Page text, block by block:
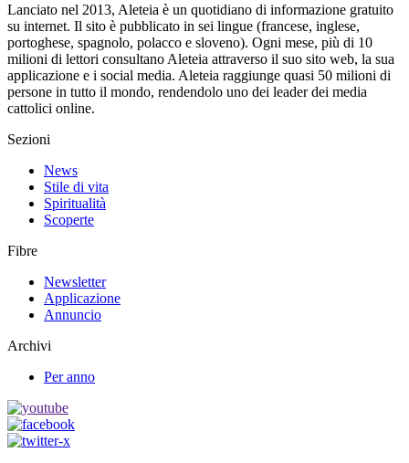
Lanciato nel 2013, Aleteia è un quotidiano di informazione gratuito
su internet. Il sito è pubblicato in sei lingue (francese, inglese,
portoghese, spagnolo, polacco e sloveno). Ogni mese, più di 10
milioni di lettori consultano Aleteia attraverso il suo sito web, la sua
applicazione e i social media. Aleteia raggiunge quasi 50 milioni di
persone in tutto il mondo, rendendolo uno dei leader dei media
cattolici online.
Sezioni
News
Stile di vita
Spiritualità
Scoperte
Fibre
Newsletter
Applicazione
Annuncio
Archivi
Per anno